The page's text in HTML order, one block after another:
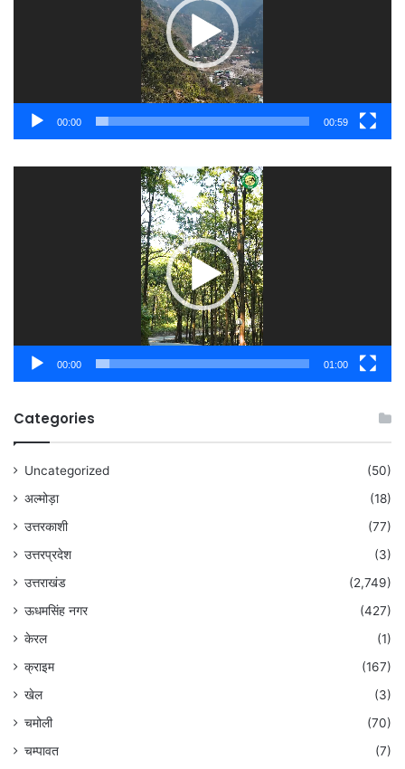
00:00 00:59
00:00 01:00
Categories
Uncategorized
(50)
अल्मोड़ा
(18)
उत्तरकाशी
(77)
उत्तरप्रदेश
(3)
उत्तराखंड
(2,749)
ऊधमसिंह नगर
(427)
केरल
(1)
क्राइम
(167)
खेल
(3)
चमोली
(70)
चम्पावत
(7)